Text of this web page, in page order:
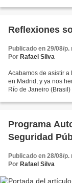
Reflexiones
Publicado en 29/08/p.
Por Rafael Silva
Acabamos de asistir
en Madrid, y ya nos
Río de Janeiro (Brasil)
Programa
Seguridad
Publicado en 28/08/p.
Por Rafael Silva